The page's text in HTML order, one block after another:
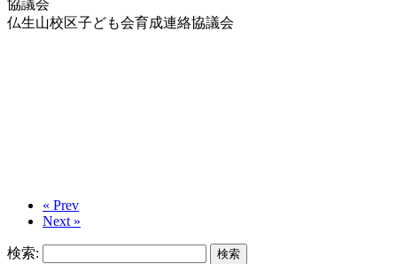
協議会
仏生山校区子ども会育成連絡協議会
« Prev
Next »
検索: